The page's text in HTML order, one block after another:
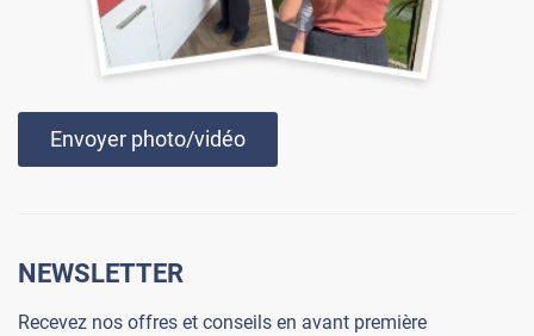
Envoyer photo/vidéo
NEWSLETTER
Recevez nos offres et conseils en avant première